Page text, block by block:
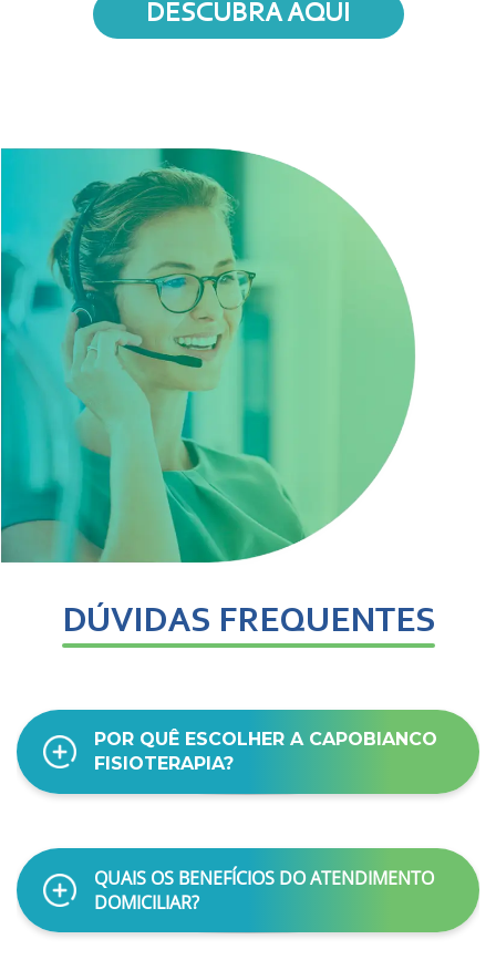
DESCUBRA AQUI
DÚVIDAS FREQUENTES
POR QUÊ ESCOLHER A CAPOBIANCO
FISIOTERAPIA?
QUAIS OS BENEFÍCIOS DO ATENDIMENTO
DOMICILIAR?